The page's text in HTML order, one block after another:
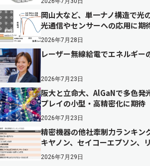
岡山大など、単一ナノ構造で
光通信やセンサーへの応用に期
2026年7月28日
レーザー無線給電でエネルギー
2026年7月23日
阪大と立命大、AlGaNで多色
プレイの小型・高精密化に期待
2026年7月23日
精密機器の他社牽制力ランキ
キヤノン、セイコーエプソン、
2026年7月29日